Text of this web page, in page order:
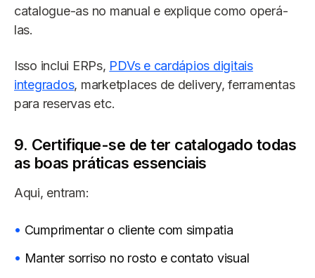
catalogue-as no manual e explique como operá-
las.
Isso inclui ERPs, PDVs e cardápios digitais
integrados, marketplaces de delivery, ferramentas
para reservas etc.
9. Certifique-se de ter catalogado todas
as boas práticas essenciais
Aqui, entram:
Cumprimentar o cliente com simpatia
Manter sorriso no rosto e contato visual